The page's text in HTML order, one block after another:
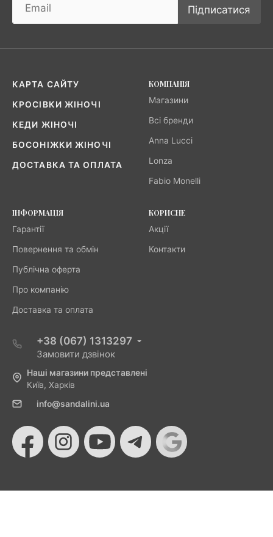
Підписатися
КАРТА САЙТУ
КРОСІВКИ ЖІНОЧІ
КЕДИ ЖІНОЧІ
БОСОНІЖКИ ЖІНОЧІ
ДОСТАВКА ТА ОПЛАТА
КОМПАНІЯ
Магазини
Всі бренди
Anna Lucci
Lonza
Fabio Monelli
ІНФОРМАЦІЯ
Гарантії
Повернення та обмін
Публічна оферта
Про компанію
Доставка та оплата
КОРИСНЕ
Акції
Контакти
+38 (067) 1313297
Замовити дзвінок
Наші магазини представлені
Київ, Харків
info@sandalini.ua